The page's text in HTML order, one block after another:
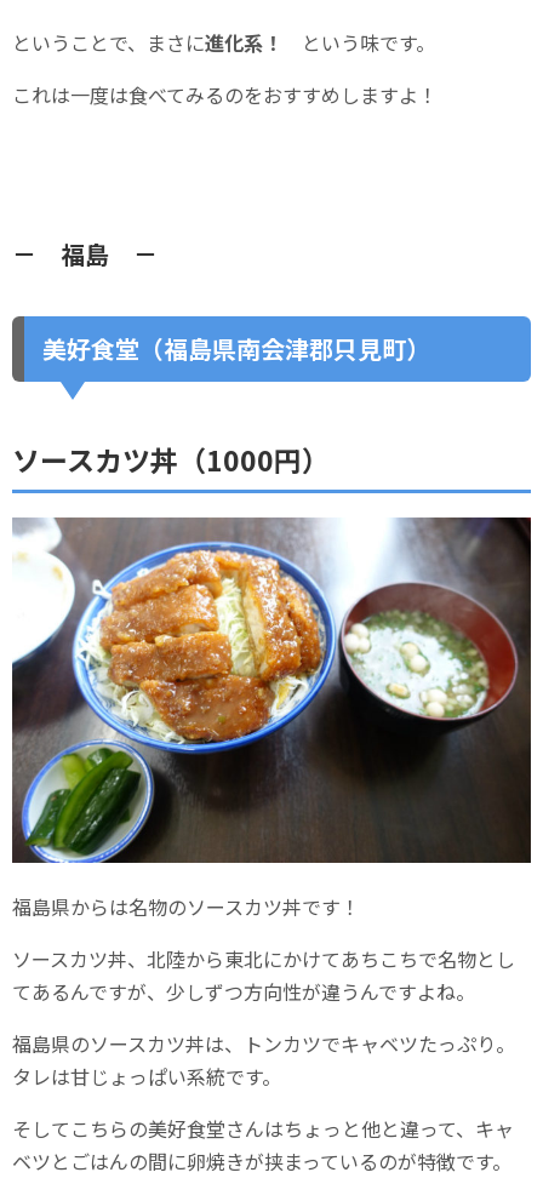
ということで、まさに進化系！
という味です。
これは一度は食べてみるのをおすすめしますよ！
－ 福島 －
美好食堂（福島県南会津郡只見町）
ソースカツ丼（1000円）
福島県からは名物のソースカツ丼です！
ソースカツ丼、北陸から東北にかけてあちこちで名物とし
てあるんですが、少しずつ方向性が違うんですよね。
福島県のソースカツ丼は、トンカツでキャベツたっぷり。
タレは甘じょっぱい系統です。
そしてこちらの美好食堂さんはちょっと他と違って、キャ
ベツとごはんの間に卵焼きが挟まっているのが特徴です。